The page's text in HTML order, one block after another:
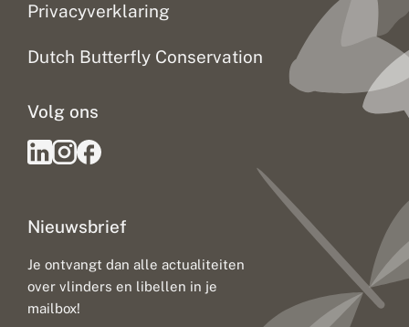
Privacyverklaring
Dutch Butterfly Conservation
Nieuwsbrief
Je ontvangt dan alle actualiteiten
over vlinders en libellen in je
mailbox!
Volg ons